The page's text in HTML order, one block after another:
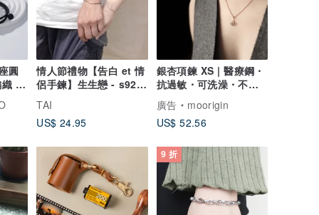
圓
情
情人節禮物【告白 et 情
侶手鍊】生生戀 - s925
銀
TAI
US$ 24.95
銀杏項鍊 XS | 醫療鋼・
抗過敏・可洗澡・不掉
色
廣告
moorigin
US$ 52.56
9 折